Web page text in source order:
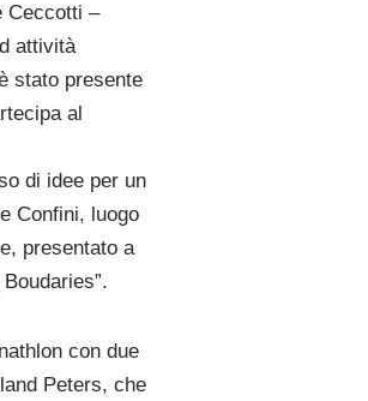
Ceccotti –
attività
stato presente
al
di idee per un
Confini, luogo
presentato a
con due
Peters, che